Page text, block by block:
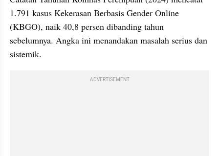
1.791 kasus Kekerasan Berbasis Gender Online
(KBGO), naik 40,8 persen dibanding tahun
sebelumnya. Angka ini menandakan masalah serius dan
sistemik.
ADVERTISEMENT